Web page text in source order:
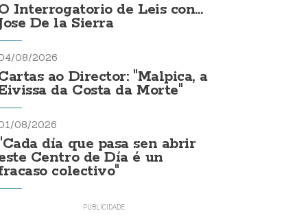
Interrogatorio de Leis con...
De la Sierra
08/2026
ao Director: "Malpica, a
da Costa da Morte"
08/2026
día que pasa sen abrir
Centro de Día é un
colectivo"